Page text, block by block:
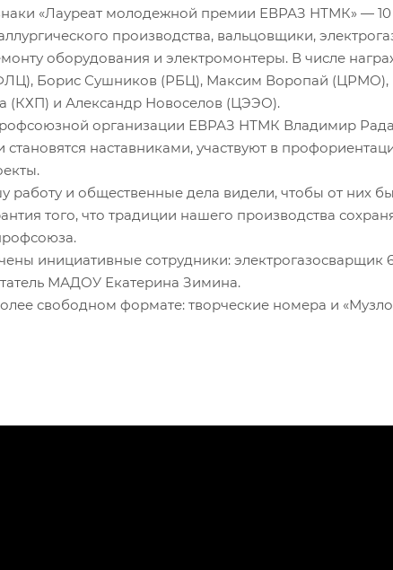
«Лауреат молодежной премии ЕВРАЗ НТМК» —
производства, вальцовщики,
оборудования и электромонтеры. В числе
Борис Сушников (РБЦ), Максим Воропай
(КХП) и Александр Новоселов (ЦЭЭО).
организации ЕВРАЗ НТМК Владимир
наставниками, участвуют в
работу и общественные дела видели, чтобы от них
того, что традиции нашего производства
инициативные сотрудники: электрогазосварщик
МАДОУ Екатерина Зимина.
свободном формате: творческие номера и